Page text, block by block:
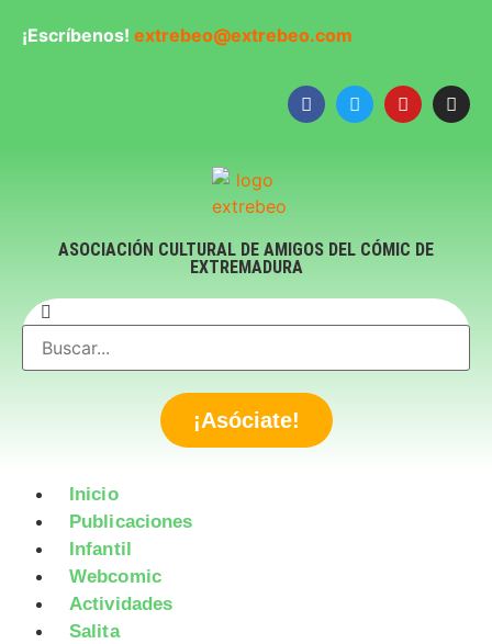
¡Escríbenos! extrebeo@extrebeo.com
ASOCIACIÓN CULTURAL DE AMIGOS DEL CÓMIC DE
EXTREMADURA
¡Asóciate!
Inicio
Publicaciones
Infantil
Webcomic
Actividades
Salita